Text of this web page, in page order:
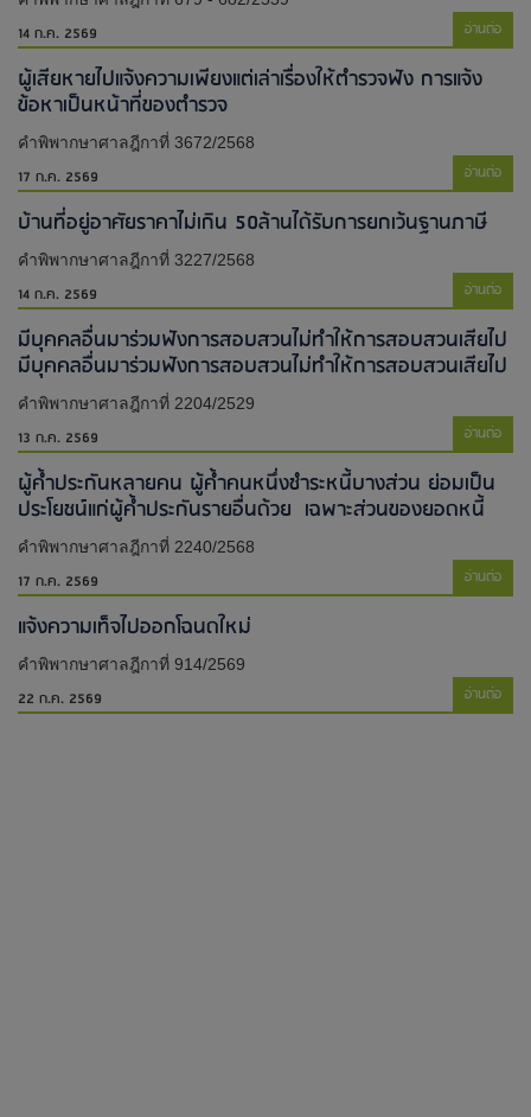
14 ก.ค. 2569 อ่านต่อ
ผู้เสียหายไปแจ้งความเพียงแต่เล่าเรื่องให้ตำรวจฟัง การแจ้ง
ข้อหาเป็นหน้าที่ของตำรวจ
คำพิพากษาศาลฎีกาที่ 3672/2568
17 ก.ค. 2569 อ่านต่อ
บ้านที่อยู่อาศัยราคาไม่เกิน 50ล้านได้รับการยกเว้นฐานภาษี
คำพิพากษาศาลฎีกาที่ 3227/2568
14 ก.ค. 2569 อ่านต่อ
มีบุคคลอื่นมาร่วมฟังการสอบสวนไม่ทำให้การสอบสวนเสียไป​
มีบุคคลอื่นมาร่วมฟังการสอบสวนไม่ทำให้การสอบสวนเสียไป​
คำพิพากษาศาลฎีกาที่ 2204/2529
13 ก.ค. 2569 อ่านต่อ
ผู้ค้ำประกันหลายคน ผู้ค้ำคนหนึ่งชำระหนี้บางส่วน ย่อมเป็น
ประโยชน์แก่ผู้ค้ำประกันรายอื่นด้วย เฉพาะส่วนของยอดหนี้
คำพิพากษาศาลฎีกาที่ 2240/2568
17 ก.ค. 2569 อ่านต่อ
แจ้งความเท็จไปออกโฉนดใหม่​
คำพิพากษาศาลฎีกาที่ 914/2569
22 ก.ค. 2569 อ่านต่อ